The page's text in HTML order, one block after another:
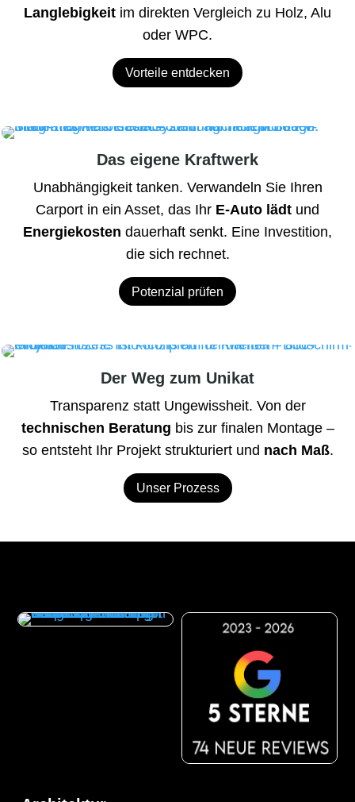
Langlebigkeit im direkten Vergleich zu Holz, Alu
oder WPC.
Vorteile entdecken
Das eigene Kraftwerk
Unabhängigkeit tanken. Verwandeln Sie Ihren
Carport in ein Asset, das Ihr E-Auto lädt und
Energiekosten dauerhaft senkt. Eine Investition,
die sich rechnet.
Potenzial prüfen
Der Weg zum Unikat
Transparenz statt Ungewissheit. Von der
technischen Beratung bis zur finalen Montage –
so entsteht Ihr Projekt strukturiert und nach Maß.
Unser Prozess